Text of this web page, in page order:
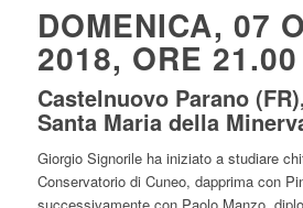
DOMENICA, 07
2018, ORE 21.00
Castelnuovo Parano
Santa Maria della
Giorgio Signorile ha iniziato a studiare
Conservatorio di Cuneo, dapprima con